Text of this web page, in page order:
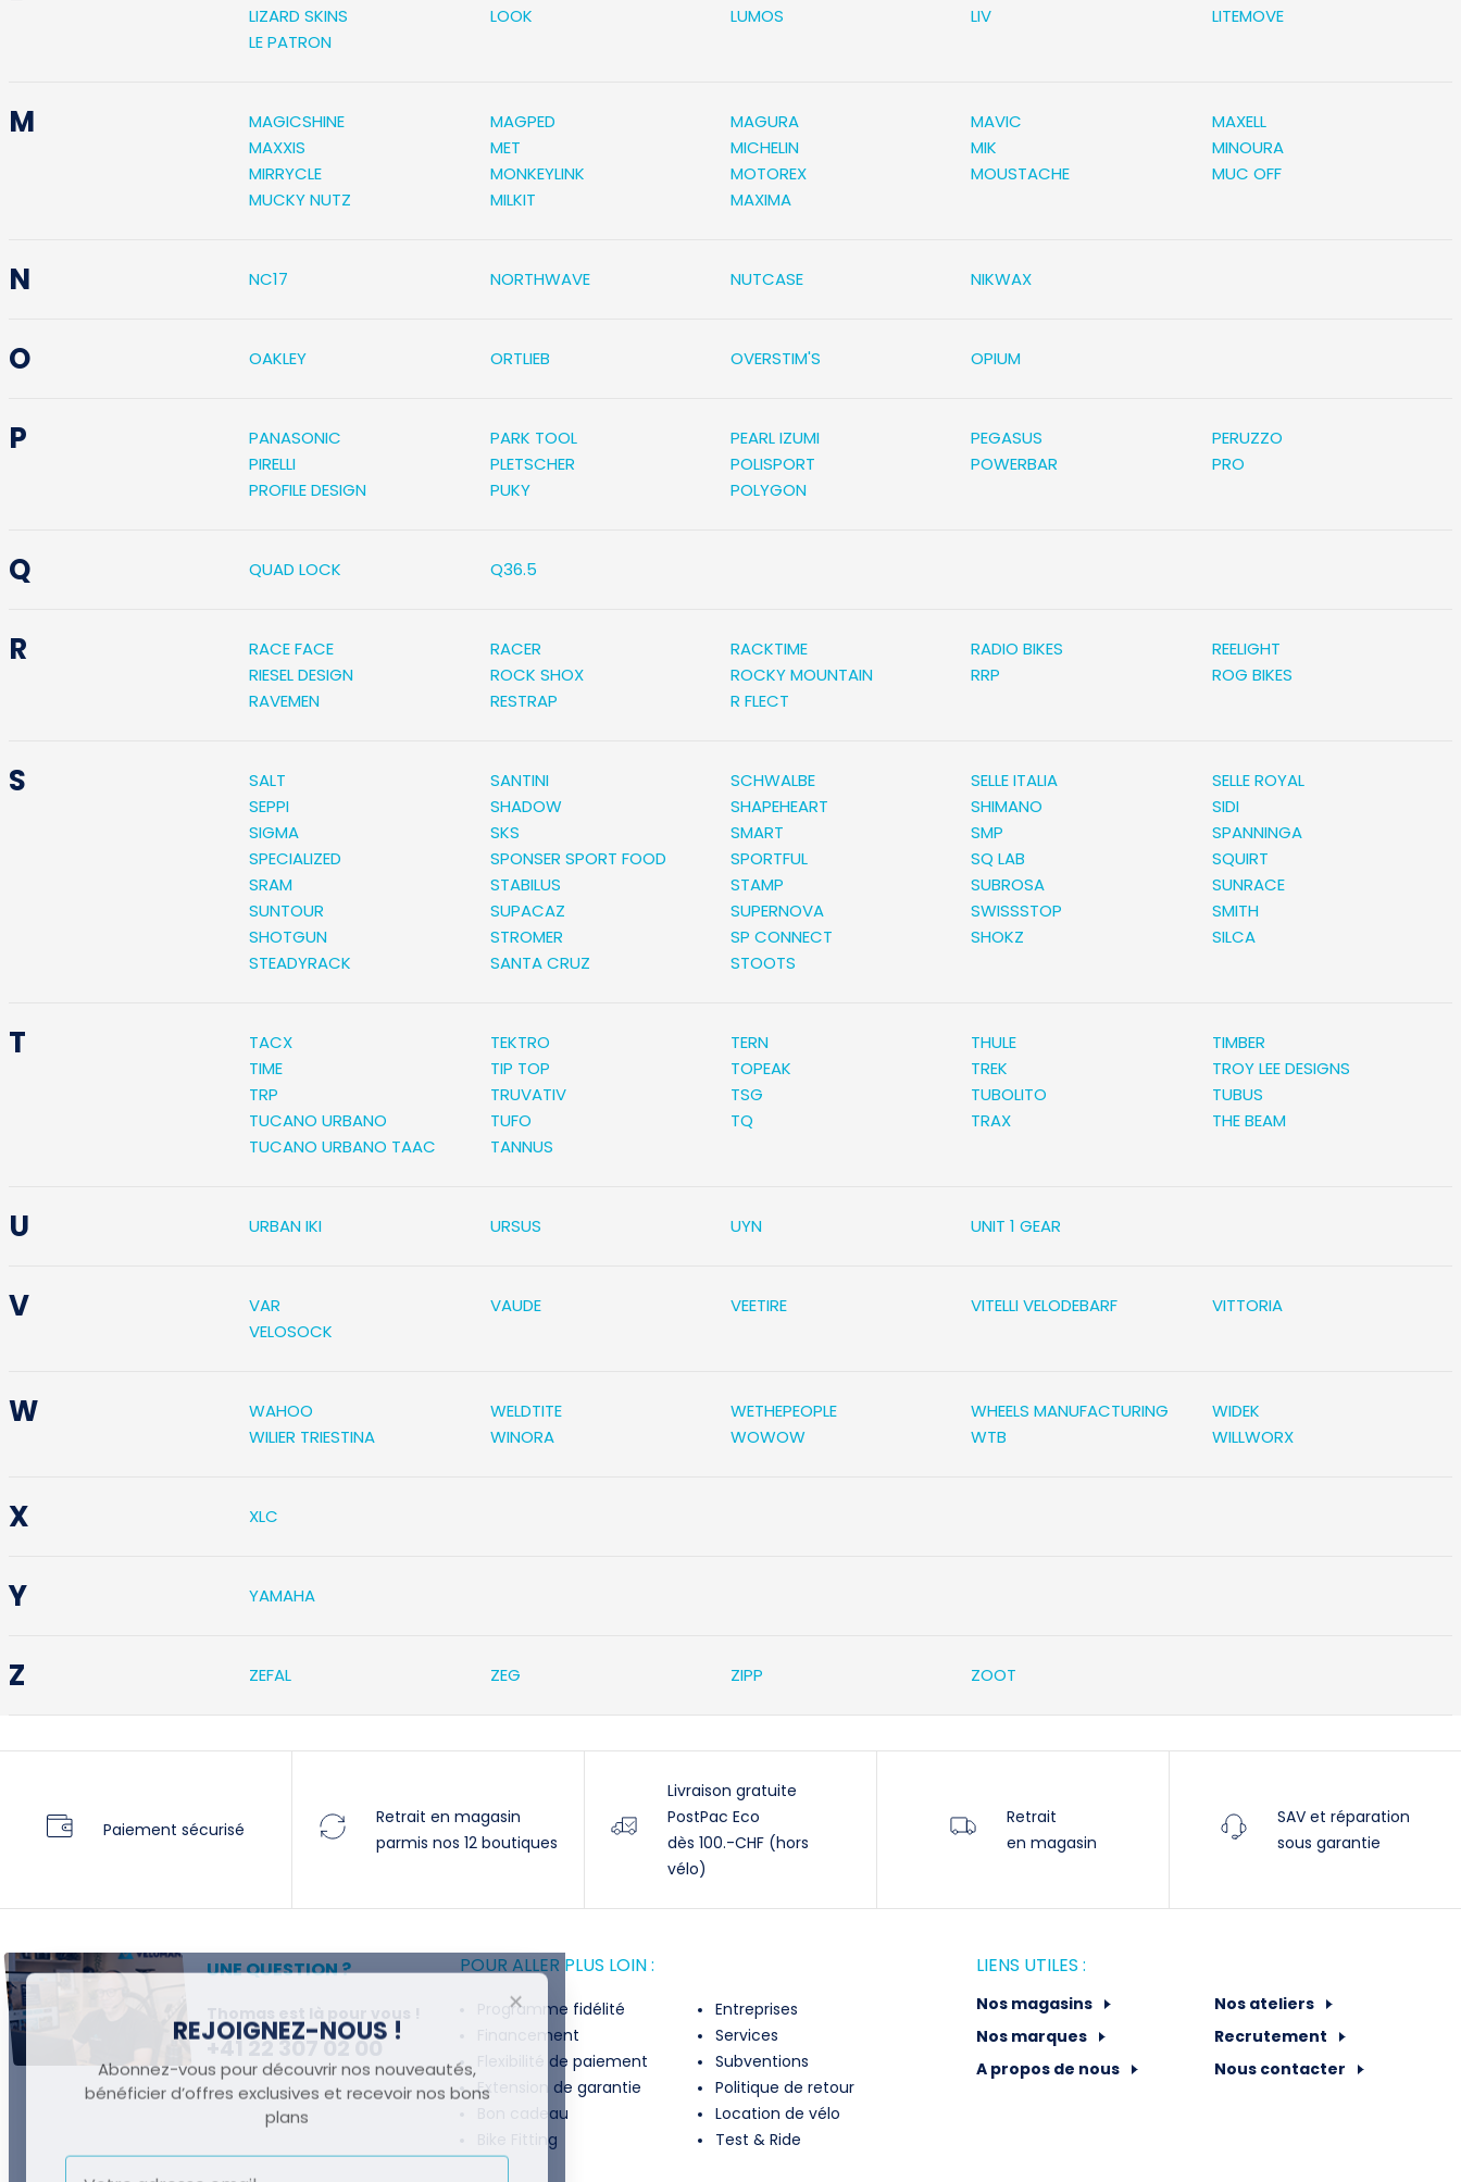
LIZARD SKINS
LOOK LUMOS LIV
LITEMOVE
LE PATRON
M MAGICSHINE MAGPED MAGURA MAVIC
MAXELL
MAXXIS
MET MICHELIN MIK
MINOURA
MIRRYCLE
MONKEYLINK MOTOREX MOUSTACHE
MUC OFF
MUCKY NUTZ
MILKIT MAXIMA
N NC17 NORTHWAVE NUTCASE NIKWAX
O OAKLEY ORTLIEB OVERSTIM'S OPIUM
P PANASONIC PARK TOOL PEARL IZUMI PEGASUS
PERUZZO
PIRELLI
PLETSCHER POLISPORT POWERBAR
PRO
PROFILE DESIGN
PUKY POLYGON
Q QUAD LOCK Q36.5
R RACE FACE RACER RACKTIME RADIO BIKES
REELIGHT
RIESEL DESIGN
ROCK SHOX ROCKY MOUNTAIN RRP
ROG BIKES
RAVEMEN
RESTRAP R FLECT
S SALT SANTINI SCHWALBE SELLE ITALIA
SELLE ROYAL
SEPPI
SHADOW SHAPEHEART SHIMANO
SIDI
SIGMA
SKS SMART SMP
SPANNINGA
SPECIALIZED
SPONSER SPORT FOOD SPORTFUL SQ LAB
SQUIRT
SRAM
STABILUS STAMP SUBROSA
SUNRACE
SUNTOUR
SUPACAZ SUPERNOVA SWISSSTOP
SMITH
SHOTGUN
STROMER SP CONNECT SHOKZ
SILCA
STEADYRACK
SANTA CRUZ STOOTS
T TACX TEKTRO TERN THULE
TIMBER
TIME
TIP TOP TOPEAK TREK
TROY LEE DESIGNS
TRP
TRUVATIV TSG TUBOLITO
TUBUS
TUCANO URBANO
TUFO TQ TRAX
THE BEAM
TUCANO URBANO TAAC
TANNUS
U URBAN IKI URSUS UYN UNIT 1 GEAR
V VAR VAUDE VEETIRE VITELLI VELODEBARF
VITTORIA
VELOSOCK
W WAHOO WELDTITE WETHEPEOPLE WHEELS MANUFACTURING
WIDEK
WILIER TRIESTINA
WINORA WOWOW WTB WILLWORX
X XLC
Y YAMAHA
Z ZEFAL ZEG ZIPP ZOOT
Paiement sécurisé
Retrait en magasin
parmis nos 12 boutiques
Livraison gratuite
PostPac Eco
dès 100.-CHF (hors
vélo)
Retrait
en magasin
SAV et réparation
sous garantie
UNE QUESTION ?
+41 22 307 02 00
POUR ALLER PLUS LOIN :
Programme fidélité
Entreprises
Financement
Services
Flexibilité de paiement
Subventions
Extension de garantie
Politique de retour
Bon cadeau
Location de vélo
Bike Fitting
Test & Ride
LIENS UTILES :
Nos magasins
Nos ateliers
Nos marques
Recrutement
A propos de nous
Nous contacter
✕
REJOIGNEZ-NOUS !
Abonnez-vous pour découvrir nos nouveautés,
bénéficier d’offres exclusives et recevoir nos bons
plans